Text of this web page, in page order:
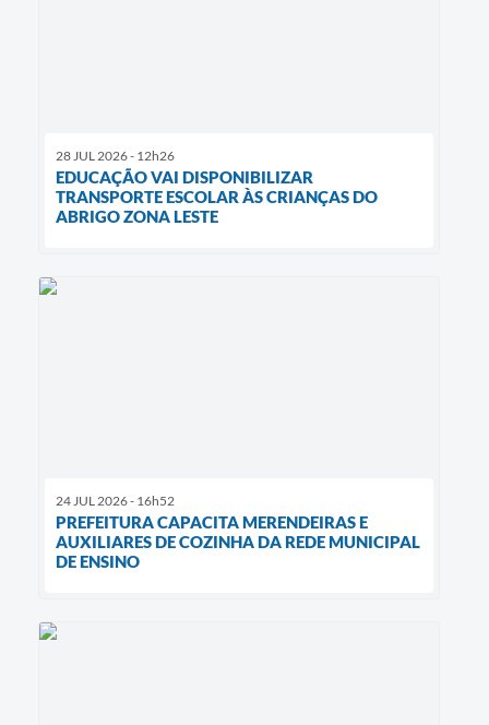
28 JUL 2026 - 12h26
EDUCAÇÃO VAI DISPONIBILIZAR
TRANSPORTE ESCOLAR ÀS CRIANÇAS DO
ABRIGO ZONA LESTE
24 JUL 2026 - 16h52
PREFEITURA CAPACITA MERENDEIRAS E
AUXILIARES DE COZINHA DA REDE MUNICIPAL
DE ENSINO